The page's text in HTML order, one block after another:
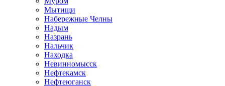
Мытищи
Набережные Челны
Надым
Назрань
Нальчик
Находка
Невинномысск
Нефтекамск
Нефтеюганск